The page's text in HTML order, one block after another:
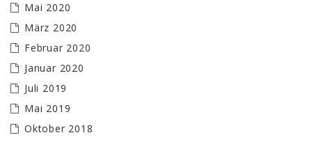
Mai 2020
März 2020
Februar 2020
Januar 2020
Juli 2019
Mai 2019
Oktober 2018